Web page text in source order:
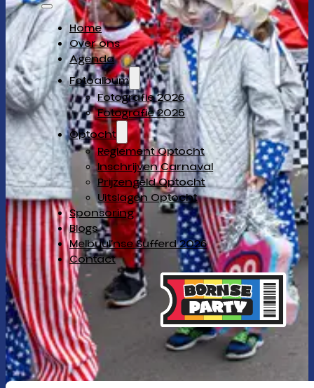
Home
Over ons
Agenda
Fotoalbum
Fotografie 2026
Fotografie 2025
Optocht
Reglement Optocht
Inschrijven Carnaval
Prijzengeld Optocht
Uitslagen Optocht
Sponsoring
Blogs
Melbuul’nse Sufferd 2026
Contact